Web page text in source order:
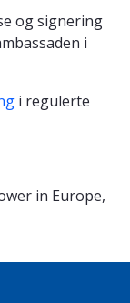
og signering
i
i regulerte
in Europe,